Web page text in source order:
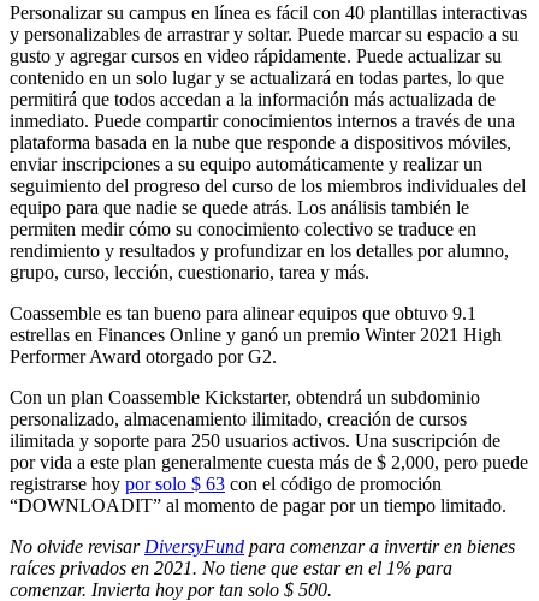
Personalizar su campus en línea es fácil con 40 plantillas interactivas
y personalizables de arrastrar y soltar. Puede marcar su espacio a su
gusto y agregar cursos en video rápidamente. Puede actualizar su
contenido en un solo lugar y se actualizará en todas partes, lo que
permitirá que todos accedan a la información más actualizada de
inmediato. Puede compartir conocimientos internos a través de una
plataforma basada en la nube que responde a dispositivos móviles,
enviar inscripciones a su equipo automáticamente y realizar un
seguimiento del progreso del curso de los miembros individuales del
equipo para que nadie se quede atrás. Los análisis también le
permiten medir cómo su conocimiento colectivo se traduce en
rendimiento y resultados y profundizar en los detalles por alumno,
grupo, curso, lección, cuestionario, tarea y más.
Coassemble es tan bueno para alinear equipos que obtuvo 9.1
estrellas en Finances Online y ganó un premio Winter 2021 High
Performer Award otorgado por G2.
Con un plan Coassemble Kickstarter, obtendrá un subdominio
personalizado, almacenamiento ilimitado, creación de cursos
ilimitada y soporte para 250 usuarios activos. Una suscripción de
por vida a este plan generalmente cuesta más de $ 2,000, pero puede
registrarse hoy por solo $ 63 con el código de promoción
“DOWNLOADIT” al momento de pagar por un tiempo limitado.
No olvide revisar DiversyFund para comenzar a invertir en bienes
raíces privados en 2021. No tiene que estar en el 1% para
comenzar. Invierta hoy por tan solo $ 500.